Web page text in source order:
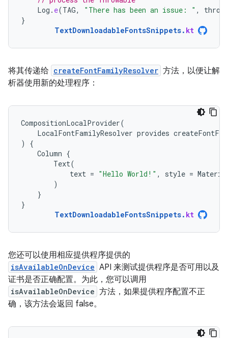
Log . e(TAG, "There has been an issue: " ,
}
TextDownloadableFontsSnippets. kt
将其传递给 createFontFamilyResolver 方法，以便让解
析器使用新的处理程序：
CompositionLocalProvider(
LocalFontFamilyResolver provides
)
{
Column {
Text(
text = "Hello World!" , style =
)
}
}
TextDownloadableFontsSnippets. kt
您还可以使用相应提供程序提供的
isAvailableOnDevice API 来测试提供程序是否可用以及
证书是否正确配置。为此，您可以调用
isAvailableOnDevice 方法，如果提供程序配置不正
确，该方法会返回 false。